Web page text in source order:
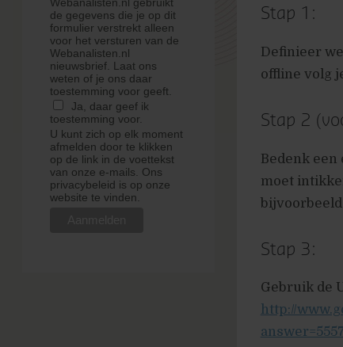
de gegevens die je op dit
formulier verstrekt alleen
voor het versturen van de
Webanalisten.nl
nieuwsbrief. Laat ons
weten of je ons daar
toestemming voor geeft.
Ja, daar geef ik
toestemming voor.
U kunt zich op elk moment
afmelden door te klikken
op de link in de voettekst
van onze e-mails. Ons
privacybeleid is op onze
website te vinden.
Stap 1:
Definieer
offline volg
Stap 2
Bedenk
moet
Stap 3:
Gebruik de
http://